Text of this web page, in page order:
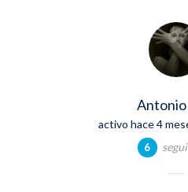
Antonio
activo hace 4
6